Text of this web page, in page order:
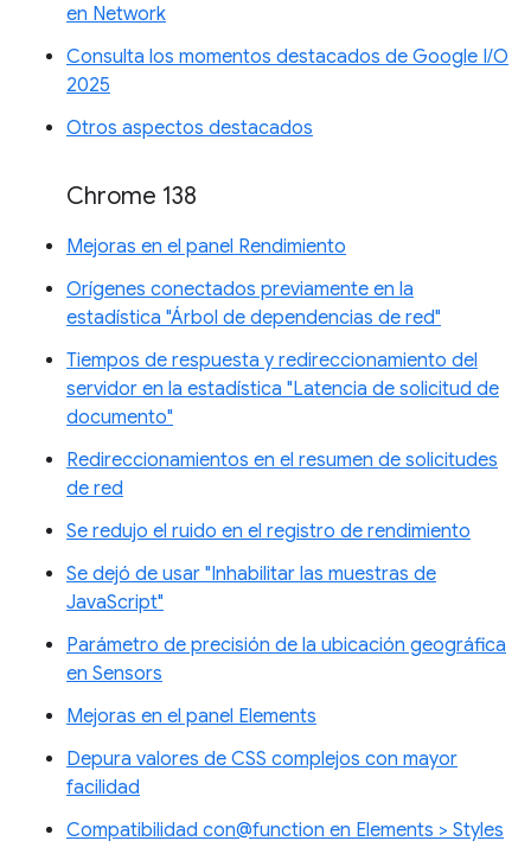
en Network
Consulta los momentos destacados de Google I/O
2025
Otros aspectos destacados
Chrome 138
Mejoras en el panel Rendimiento
Orígenes conectados previamente en la
estadística "Árbol de dependencias de red"
Tiempos de respuesta y redireccionamiento del
servidor en la estadística "Latencia de solicitud de
documento"
Redireccionamientos en el resumen de solicitudes
de red
Se redujo el ruido en el registro de rendimiento
Se dejó de usar "Inhabilitar las muestras de
JavaScript"
Parámetro de precisión de la ubicación geográfica
en Sensors
Mejoras en el panel Elements
Depura valores de CSS complejos con mayor
facilidad
Compatibilidad con@function en Elements > Styles